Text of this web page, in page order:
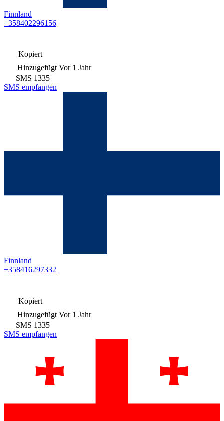
Finnland
+358402296156
Kopiert
Hinzugefügt Vor 1 Jahr
SMS 1335
SMS empfangen
Finnland
+358416297332
Kopiert
Hinzugefügt Vor 1 Jahr
SMS 1335
SMS empfangen